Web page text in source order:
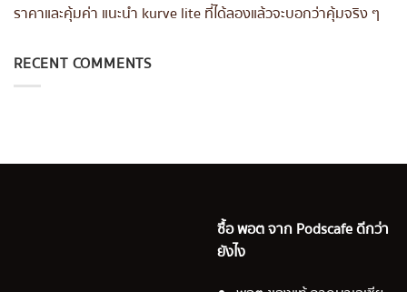
ราคาและคุ้มค่า แนะนำ kurve lite ที่ได้ลองแล้วจะบอกว่าคุ้มจริง ๆ
RECENT COMMENTS
ซื้อ พอต จาก Podscafe ดีกว่า
ยังไง